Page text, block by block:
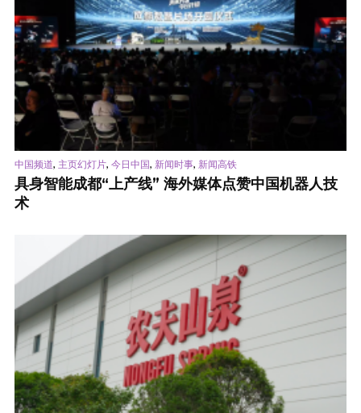
中国频道, 主页幻灯片, 今日中国, 新闻时事, 新闻高铁
具身智能成都“上产线” 海外媒体点赞中国机器人技
术